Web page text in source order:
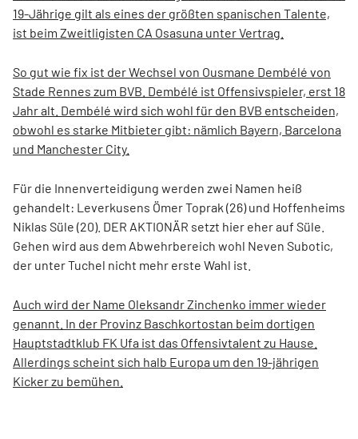
19-Jährige gilt als eines der größten spanischen Talente,
ist beim Zweitligisten CA Osasuna unter Vertrag.
So gut wie fix ist der Wechsel von Ousmane Dembélé von
Stade Rennes zum BVB. Dembélé ist Offensivspieler, erst 18
Jahr alt. Dembélé wird sich wohl für den BVB entscheiden,
obwohl es starke Mitbieter gibt: nämlich Bayern, Barcelona
und Manchester City.
Für die Innenverteidigung werden zwei Namen heiß
gehandelt: Leverkusens Ömer Toprak (26) und Hoffenheims
Niklas Süle (20). DER AKTIONÄR setzt hier eher auf Süle.
Gehen wird aus dem Abwehrbereich wohl Neven Subotic,
der unter Tuchel nicht mehr erste Wahl ist.
Auch wird der Name Oleksandr Zinchenko immer wieder
genannt. In der Provinz Baschkortostan beim dortigen
Hauptstadtklub FK Ufa ist das Offensivtalent zu Hause.
Allerdings scheint sich halb Europa um den 19-jährigen
Kicker zu bemühen.